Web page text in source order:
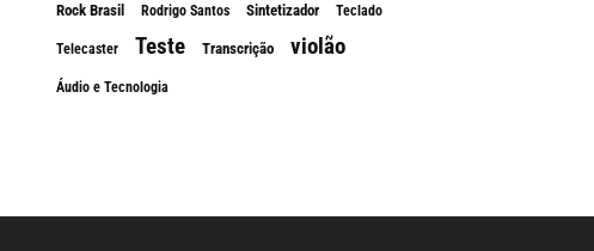
Rock Brasil Rodrigo Santos Sintetizador Teclado
Telecaster Teste Transcrição violão
Áudio e Tecnologia